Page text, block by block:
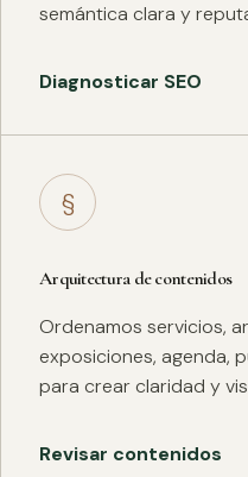
semántica clara y
Diagnosticar SEO
§
Arquitectura de contenidos
Ordenamos servicios,
exposiciones, agenda,
para crear claridad y
Revisar contenidos